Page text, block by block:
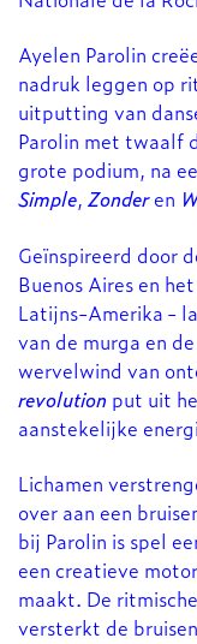
Ayelen Parolin
nadruk leggen op
uitputting van
Parolin met twaalf
grote podium, na
Simple, Zonderen
Geïnspireerd door
Buenos Aires en
Latijns-Amerika -
van de murga en
wervelwind van
revolution put uit
aanstekelijke
Lichamen
over aan een
bij Parolin is spel
een creatieve
maakt. De
versterkt de